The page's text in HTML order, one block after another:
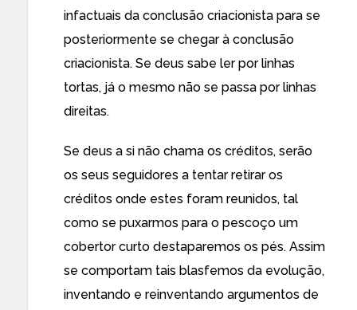
infactuais da conclusão criacionista para se
posteriormente se chegar à conclusão
criacionista. Se deus sabe ler por linhas
tortas, já o mesmo não se passa por linhas
direitas.
Se deus a si não chama os créditos, serão
os seus seguidores a tentar retirar os
créditos onde estes foram reunidos, tal
como se puxarmos para o pescoço um
cobertor curto destaparemos os pés. Assim
se comportam tais blasfemos da evolução,
inventando e reinventando argumentos de